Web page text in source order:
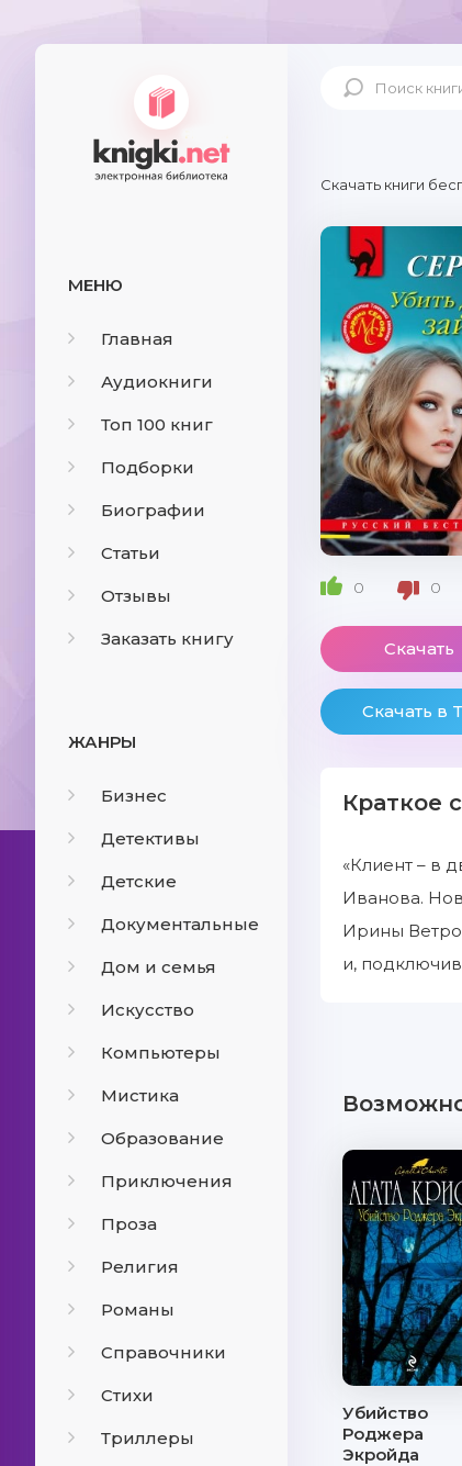
МЕНЮ
Главная
Аудиокниги
Топ 100 книг
Подборки
Биографии
Статьи
Отзывы
Заказать книгу
ЖАНРЫ
Бизнес
Детективы
Детские
Документальные
Дом и семья
Искусство
Компьютеры
Мистика
Образование
Приключения
Проза
Религия
Романы
Справочники
Стихи
Триллеры
Скачать книги
0 0
Скачать
Скачать в
Краткое
«Клиент – в
Иванова.
Ирины
и,
Убийство
Роджера
Экройда